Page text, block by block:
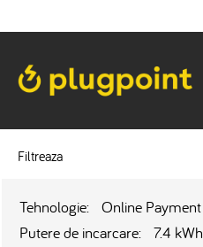
Filtreaza
Tehnologie: Online Payment
Putere de incarcare: 7.4 kWh